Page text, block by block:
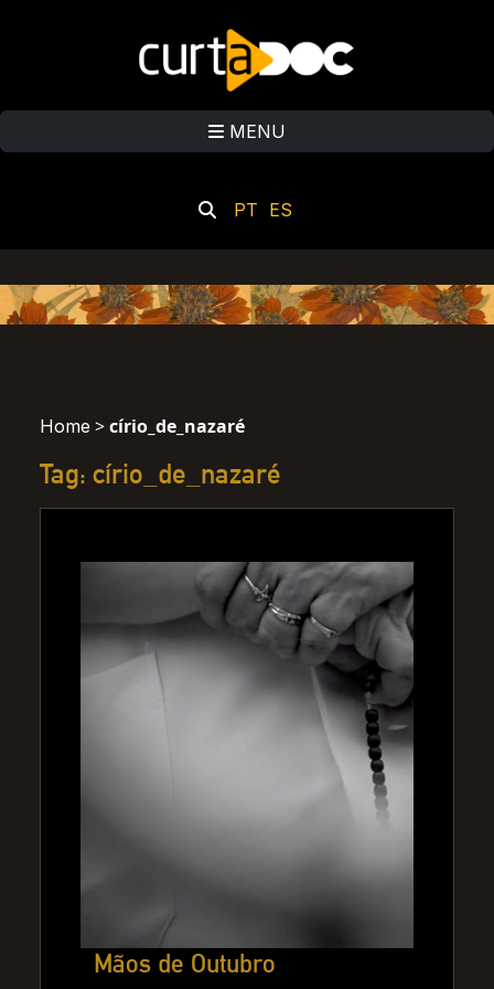
MENU
PT ES
Home >círio_de_nazaré
Tag: círio_de_nazaré
Mãos de Outubro